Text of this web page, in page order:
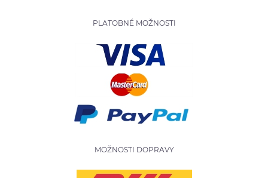
PLATOBNÉ MOŽNOSTI
MOŽNOSTI DOPRAVY